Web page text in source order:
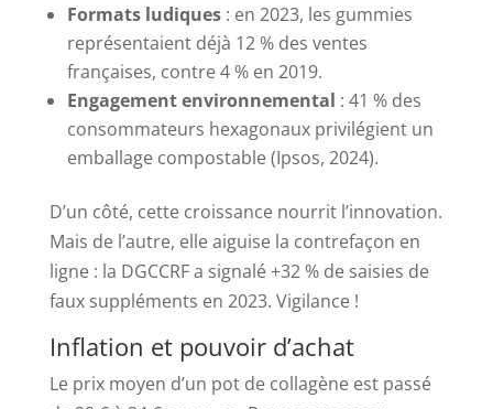
Formats ludiques: en 2023, les gummies
représentaient déjà 12 % des ventes
françaises, contre 4 % en 2019.
Engagement environnemental : 41 % des
consommateurs hexagonaux privilégient un
emballage compostable (Ipsos, 2024).
D’un côté, cette croissance nourrit l’innovation.
Mais de l’autre, elle aiguise la contrefaçon en
ligne : la DGCCRF a signalé +32 % de saisies de
faux suppléments en 2023. Vigilance !
Inflation et pouvoir d’achat
Le prix moyen d’un pot de collagène est passé